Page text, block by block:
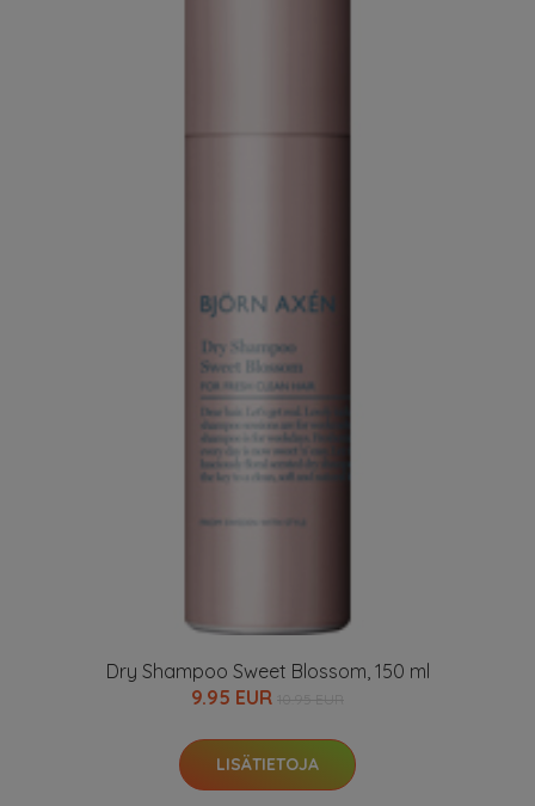
Dry Shampoo Sweet Blossom, 150 ml
9.95 EUR
LISÄTIETOJA